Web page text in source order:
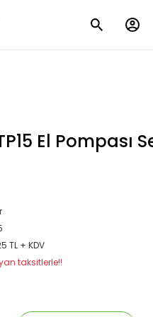
El Pompası
TL + KDV
taksitlerle!!